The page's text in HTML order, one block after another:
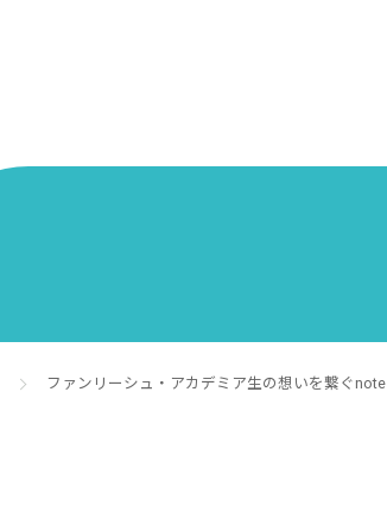
ファンリーシュ・アカデミア生の想いを繋ぐ